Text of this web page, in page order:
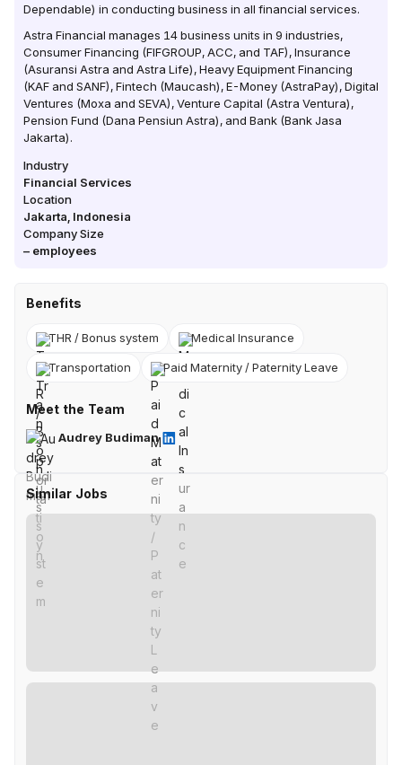
Dependable) in conducting business in all financial services.
Astra Financial manages 14 business units in 9 industries,
Consumer Financing (FIFGROUP, ACC, and TAF), Insurance
(Asuransi Astra and Astra Life), Heavy Equipment Financing
(KAF and SANF), Fintech (Maucash), E-Money (AstraPay), Digital
Ventures (Moxa and SEVA), Venture Capital (Astra Ventura),
Pension Fund (Dana Pensiun Astra), and Bank (Bank Jasa
Jakarta).
Industry
Financial Services
Location
Jakarta Indonesia
Company Size
– employees
Benefits
THR / Bonus system Medical Insurance
Transportation Paid Maternity / Paternity Leave
Meet the Team
Audrey Budiman
Similar Jobs